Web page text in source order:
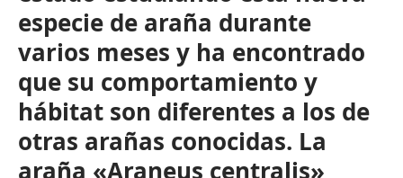
especie de araña durante
varios meses y ha encontrado
que su comportamiento y
hábitat son diferentes a los de
otras arañas conocidas. La
araña «Araneus centralis»